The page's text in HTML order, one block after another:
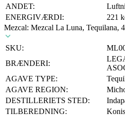
ANDET:
ENERGIVÆRDI:
221
Mezcal: Mezcal La Luna, Tequilana,
SKU:
BRÆNDERI:
AGAVE TYPE:
AGAVE REGION:
DESTILLERIETS STED:
TILBEREDNING: